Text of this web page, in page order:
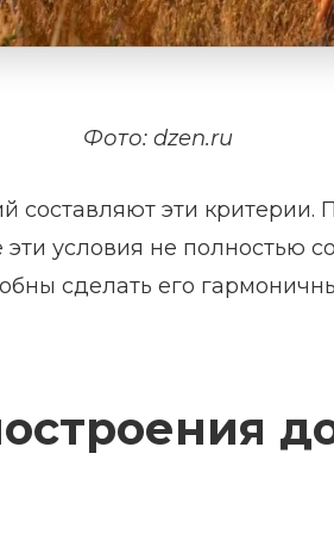
Фото: dzen.ru
составляют эти критерии.
условия не полностью
сделать его